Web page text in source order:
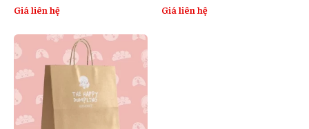
Giá liên hệ Giá liên hệ